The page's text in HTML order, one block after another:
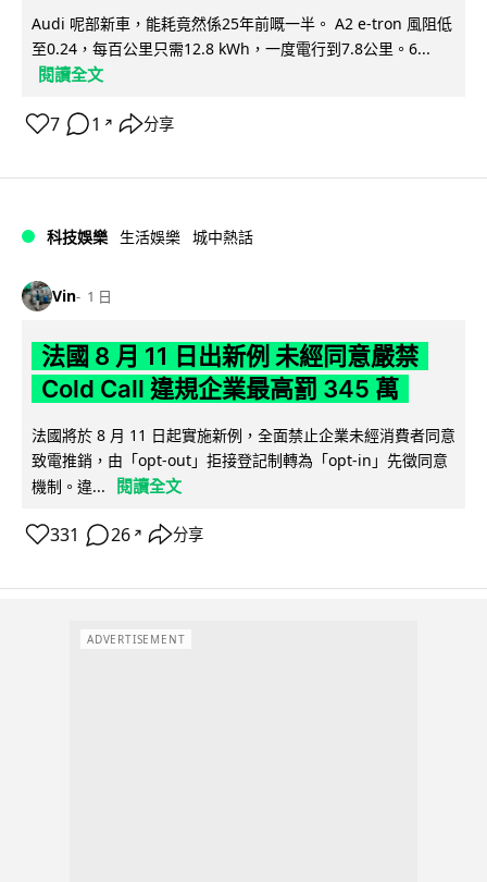
Audi 呢部新車，能耗竟然係25年前嘅一半。 A2 e-tron 風阻低
至0.24，每百公里只需12.8 kWh，一度電行到7.8公里。6...
閱讀全文
7 1 ↗ 分享
科技娛樂 生活娛樂 城中熱話
Vin 1 日
法國 8 月 11 日出新例 未經同意嚴禁
Cold Call 違規企業最高罰 345 萬
法國將於 8 月 11 日起實施新例，全面禁止企業未經消費者同意
致電推銷，由「opt-out」拒接登記制轉為「opt-in」先徵同意
機制。違...
閱讀全文
331 26 ↗ 分享
ADVERTISEMENT